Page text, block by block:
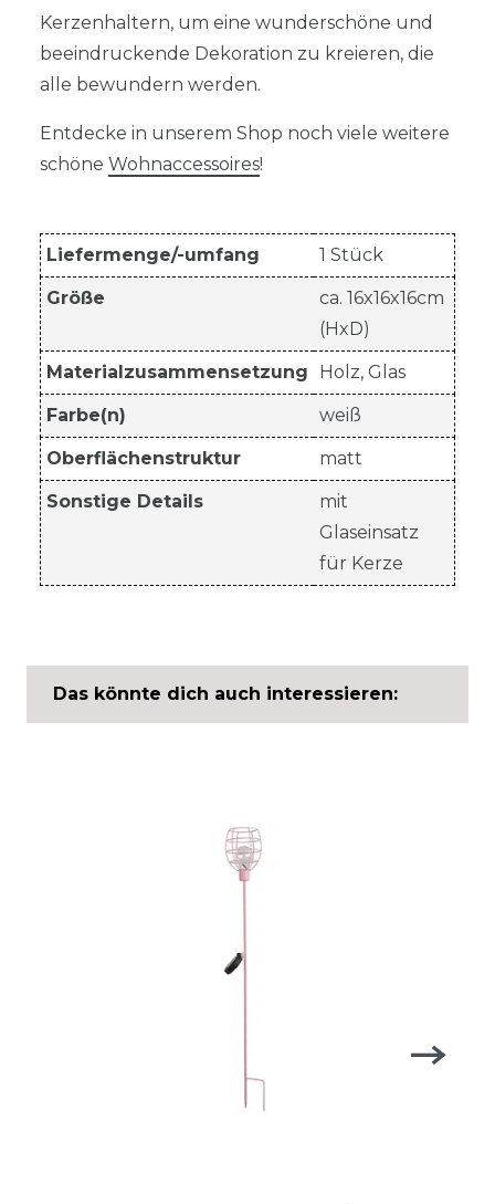
Kerzenhaltern, um eine wunderschöne und
beeindruckende Dekoration zu kreieren, die
alle bewundern werden.
Entdecke in unserem Shop noch viele weitere
schöne Wohnaccessoires!
Liefermenge/-umfang 1 Stück
Größe
ca. 16x16x16cm
(HxD)
Materialzusammensetzung Holz, Glas
Farbe(n) weiß
Oberflächenstruktur matt
Sonstige Details
mit
Glaseinsatz
für Kerze
Das könnte dich auch interessieren: